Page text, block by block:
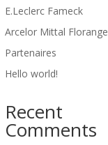
E.Leclerc Fameck
Arcelor Mittal Florange
Partenaires
Hello world!
Recent
Comments